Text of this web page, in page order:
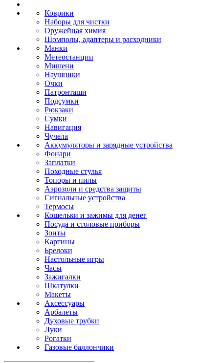
Коврики
Наборы для чистки
Оружейная химия
Шомполы, адаптеры и расходники
Манки
Метеостанции
Мишени
Наушники
Очки
Патронташи
Подсумки
Рюкзаки
Сумки
Навигация
Чучела
Аккумуляторы и зарядные устройства
Фонари
Заплатки
Походные стулья
Топоры и пилы
Аэрозоли и средства защиты
Сигнальные устройства
Термосы
Кошельки и зажимы для денег
Посуда и столовые приборы
Зонты
Картины
Брелоки
Настольные игры
Часы
Зажигалки
Шкатулки
Макеты
Аксессуары
Арбалеты
Духовые трубки
Луки
Рогатки
Газовые баллончики